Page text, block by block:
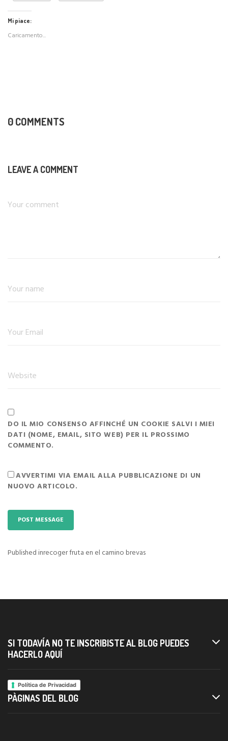
Mi piace:
Caricamento...
0 COMMENTS
LEAVE A COMMENT
DO IL MIO CONSENSO AFFINCHÉ UN COOKIE SALVI I MIEI
DATI (NOME, EMAIL, SITO WEB) PER IL PROSSIMO
COMMENTO.
AVVERTIMI VIA EMAIL ALLA PUBBLICAZIONE DI UN
NUOVO ARTICOLO.
Navigazione
Published inrecoger fruta en el camino brevas
SI TODAVÍA NO TE INSCRIBISTE AL BLOG PUEDES
HACERLO AQUÍ
Política de Privacidad
PÀGINAS DEL BLOG